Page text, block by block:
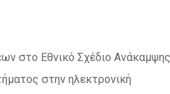
στο Εθνικό Σχέδιο
στην ηλεκτρονική